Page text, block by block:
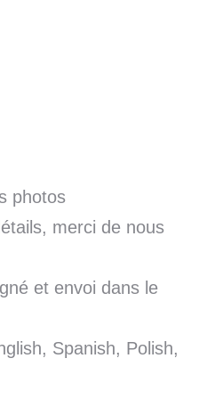
photos
merci de nous
et envoi dans le
Spanish, Polish,